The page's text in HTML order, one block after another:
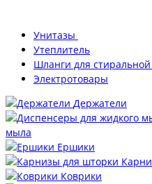
Унитазы
Утеплитель
Шланги для
Электротовары
Держатели
мыла
Ершики
Коврики